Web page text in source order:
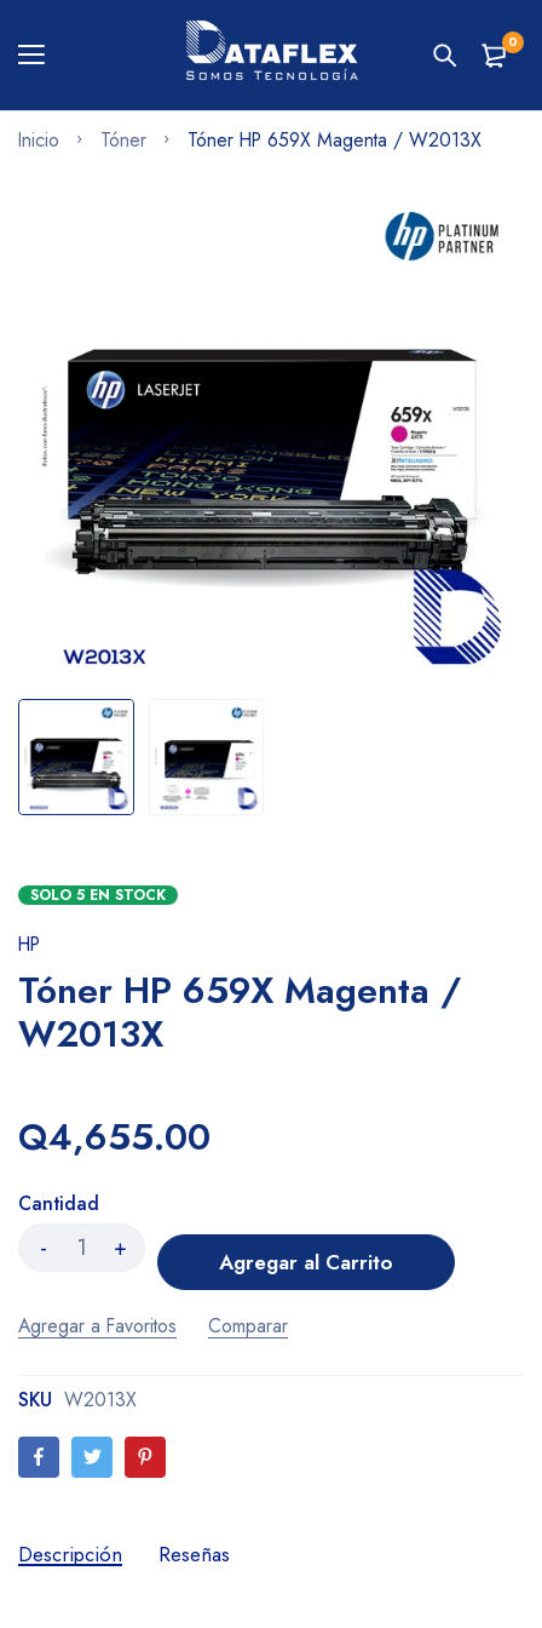
0
Inicio Tóner Tóner HP 659X Magenta / W2013X
SOLO 5 EN STOCK
HP
Tóner HP 659X Magenta /
W2013X
Q4,655.00
Cantidad
- + Agregar al Carrito
Agregar a Favoritos Comparar
SKU W2013X
Descripción Reseñas